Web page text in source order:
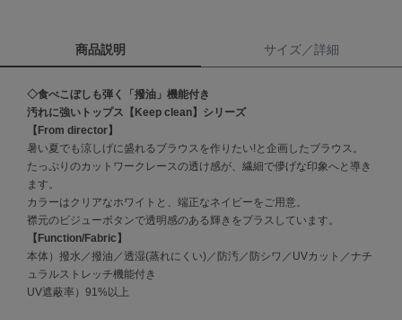
セロン
Clarks Premium
クラークス
CODE A
コードエー
COLE HAAN
コール ハーン
CONVERSE
コンバース
商品説明 サイズ／詳細
◇食べこぼしも弾く「撥油」機能付き
汚れに強いトップス【Keep clean】シリーズ
【From director】
暑い夏でも涼しげに盛れるブラウスを作りたい!と企画したブラウス。
たっぷりのカットワークレースの透け感が、繊細で儚げな印象へと導き
ます。
カラーはクリアなホワイトと、端正なネイビーをご用意。
襟元のビジューボタンで透明感のある輝きをプラスしています。
【Function/Fabric】
本体）撥水／撥油／透湿(蒸れにくい)／防汚／防シワ／UVカット／ナチ
ュラルストレッチ機能付き
UV遮蔽率）91%以上